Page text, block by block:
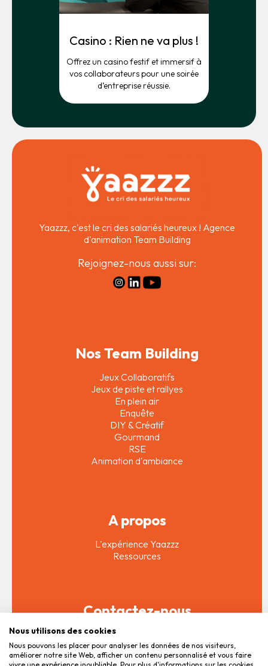
Casino : Rien ne va plus !
Offrez un casino festif et immersif à
vos collaborateurs pour une soirée
d’entreprise réussie.
Yaazzz, c'est le cri des salariés heureux ! Agence
d'animation Team Building
Rejoignez-nous aussi sur:
Nos Team Building
Jeux Collaboratifs
Jeux de piste et rallyes
En plein air
Enquête
DIY & Créatif
Gourmand
RSE
Animation d'ambiance
A propos
L'expérience Yaazzz
Ressources
Contactez-nous
Soumettre mon projet
© Tous droit réservés 2025
Nous utilisons des cookies
Nous pouvons les placer pour analyser les données de nos visiteurs,
améliorer notre site Web, afficher un contenu personnalisé et vous faire